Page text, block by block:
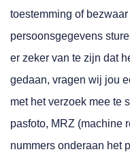
toestemming of
persoonsgegevens
er zeker van te zijn dat
gedaan, vragen wij jou
met het verzoek mee te
pasfoto, MRZ (machine
nummers onderaan het